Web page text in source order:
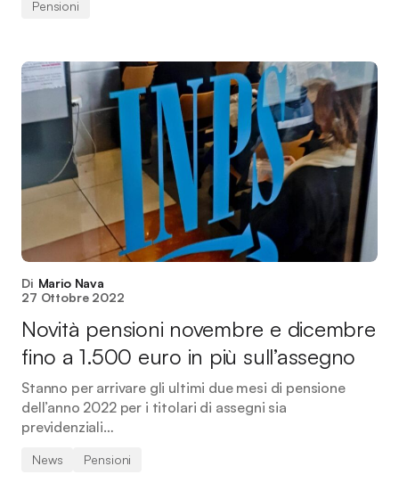
Pensioni
Di Mario Nava
27 Ottobre 2022
Novità pensioni novembre e dicembre
fino a 1.500 euro in più sull’assegno
Stanno per arrivare gli ultimi due mesi di pensione
dell’anno 2022 per i titolari di assegni sia
previdenziali…
News Pensioni